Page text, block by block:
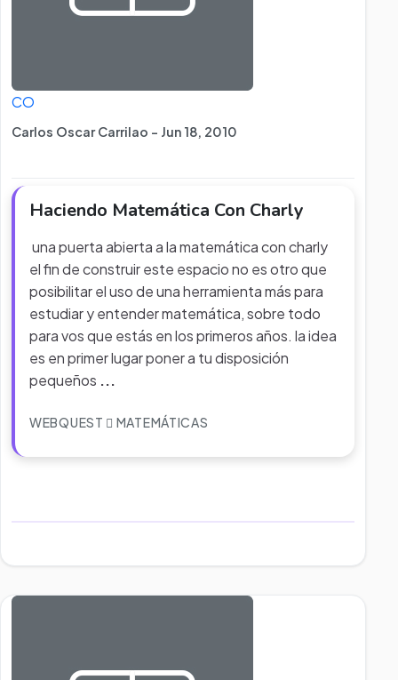
CO
Carlos Oscar Carrilao - Jun 18, 2010
Haciendo Matemática Con Charly
una puerta abierta a la matemática con charly
el fin de construir este espacio no es otro que
posibilitar el uso de una herramienta más para
estudiar y entender matemática, sobre todo
para vos que estás en los primeros años. la idea
es en primer lugar poner a tu disposición
pequeños ...
WEBQUEST MATEMÁTICAS